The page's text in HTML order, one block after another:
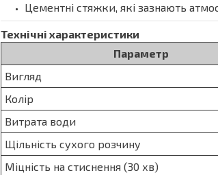
Цементні стяжки, які зазнають
Технічні характеристики
Параметр
Вигляд
Колір
Витрата води
Щільність сухого розчину
Міцність на стиснення (30 хв)